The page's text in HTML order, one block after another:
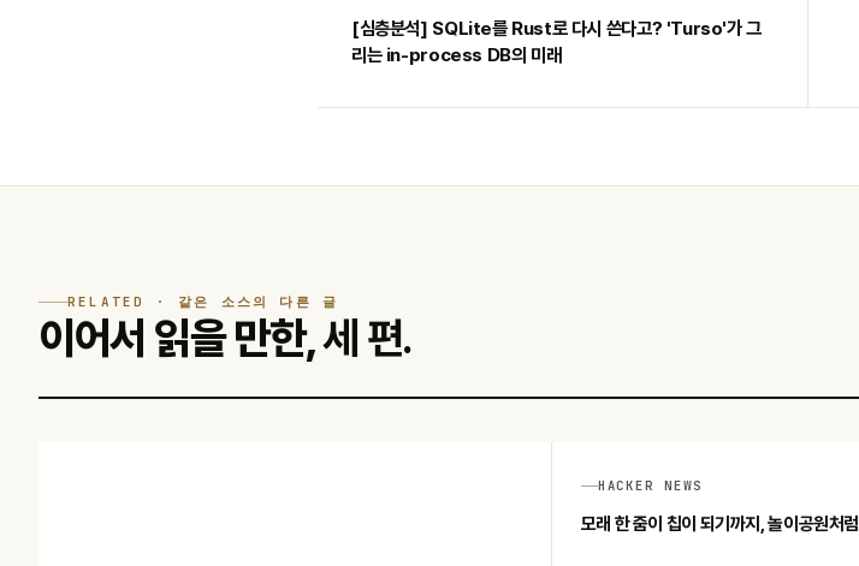
[심층분석] SQLite를 Rust로 다시 쓴다고? 'Turso'가 그
리는 in-process DB의 미래
RELATED · 같은 소스의 다른 글
이어서 읽을 만한,세 편.
HACKER NEWS
모래 한 줌이 칩이 되기까지, 놀이공원처